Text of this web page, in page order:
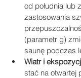
od południa lub
zastosowania
(parametr g)
saunę podczas
Wiatr i
stać na otwartej